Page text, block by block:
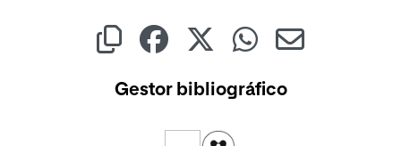
Gestor bibliográfico